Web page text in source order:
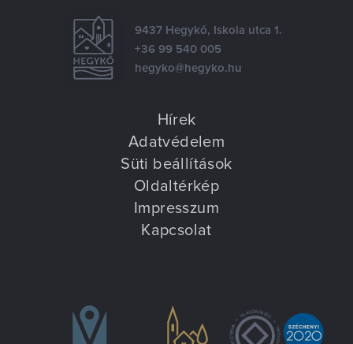
9437 Hegykő, Iskola utca 1.
+36 99 540 005
hegyko@hegyko.hu
Hírek
Adatvédelem
Süti beállítások
Oldaltérkép
Impresszum
Kapcsolat